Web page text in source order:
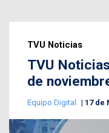
TVU Noticias
TVU
de
Equipo Digital 17 de